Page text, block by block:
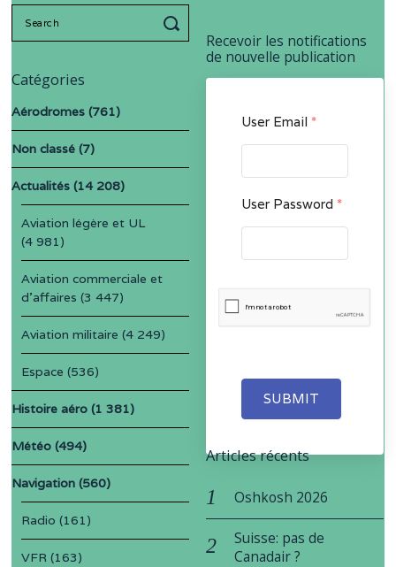
Recevoir les notifications
de nouvelle publication
User Email *
User Password *
SUBMIT
Catégories
Aérodromes (761)
Non classé (7)
Actualités (14 208)
Aviation légère et UL
(4 981)
Aviation commerciale et
d'affaires (3 447)
Aviation militaire (4 249)
Espace (536)
Histoire aéro (1 381)
Météo (494)
Navigation (560)
Radio (161)
VFR (163)
Articles récents
Oshkosh 2026
Suisse: pas de
Canadair ?